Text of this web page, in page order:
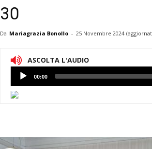
30
Da Mariagrazia Bonollo - 25 Novembre 2024
ASCOLTA L'AUDIO
Lettore
Audio
00:00